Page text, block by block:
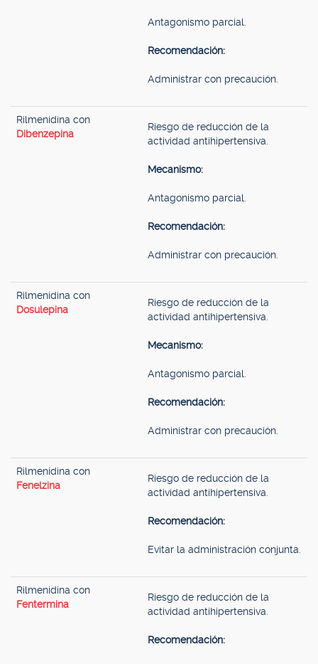
Antagonismo parcial.
Recomendación:
Administrar con precaución.
Rilmenidina con
Dibenzepina
Riesgo de reducción de la
actividad antihipertensiva.
Mecanismo:
Antagonismo parcial.
Recomendación:
Administrar con precaución.
Rilmenidina con
Dosulepina
Riesgo de reducción de la
actividad antihipertensiva.
Mecanismo:
Antagonismo parcial.
Recomendación:
Administrar con precaución.
Rilmenidina con
Fenelzina
Riesgo de reducción de la
actividad antihipertensiva.
Recomendación:
Evitar la administración conjunta.
Rilmenidina con
Fentermina
Riesgo de reducción de la
actividad antihipertensiva.
Recomendación: